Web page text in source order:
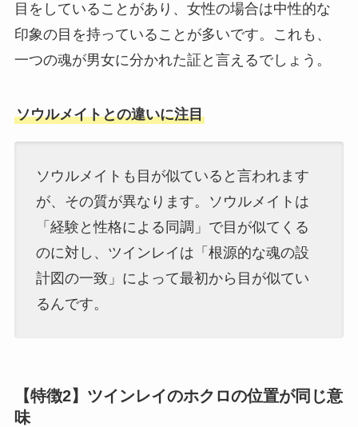
目をしていることがあり、女性の場合は中性的な
印象の目を持っていることが多いです。これも、
一つの魂が男女に分かれた証と言えるでしょう。
ソウルメイトとの違いに注目
ソウルメイトも目が似ていると言われます
が、その質が異なります。ソウルメイトは
「経験と性格による同調」で目が似てくる
のに対し、ツインレイは「根源的な魂の設
計図の一致」によって最初から目が似てい
るんです。
【特徴2】ツインレイのホクロの位置が同じ意
味